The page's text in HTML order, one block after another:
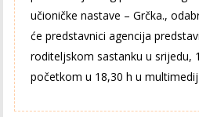
učioničke nastave – Grčka.,
će predstavnici agencija
roditeljskom sastanku u srijedu,
početkom u 18,30 h u